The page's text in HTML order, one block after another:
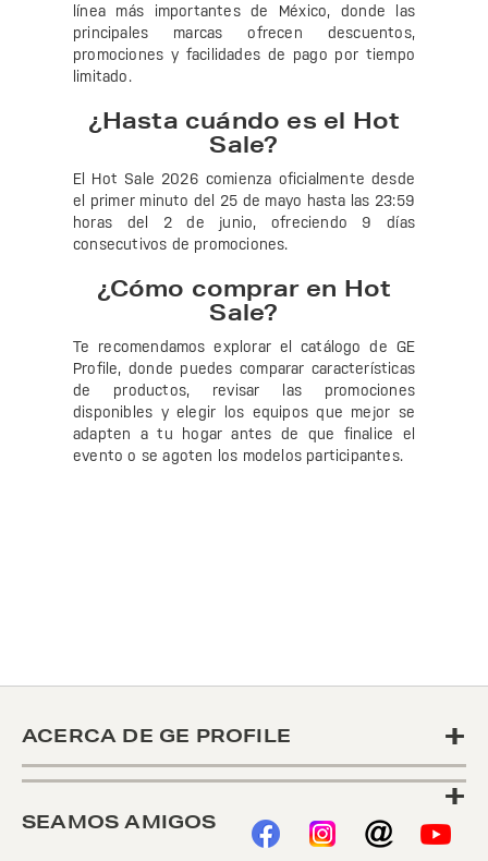
línea más importantes de México, donde las
principales marcas ofrecen descuentos,
promociones y facilidades de pago por tiempo
limitado.
¿Hasta cuándo es el Hot
Sale?
El Hot Sale 2026 comienza oficialmente desde
el primer minuto del 25 de mayo hasta las 23:59
horas del 2 de junio, ofreciendo 9 días
consecutivos de promociones.
¿Cómo comprar en Hot
Sale?
Te recomendamos explorar el catálogo de GE
Profile, donde puedes comparar características
de productos, revisar las promociones
disponibles y elegir los equipos que mejor se
adapten a tu hogar antes de que finalice el
evento o se agoten los modelos participantes.
ACERCA DE GE PROFILE
+
+
SEAMOS AMIGOS